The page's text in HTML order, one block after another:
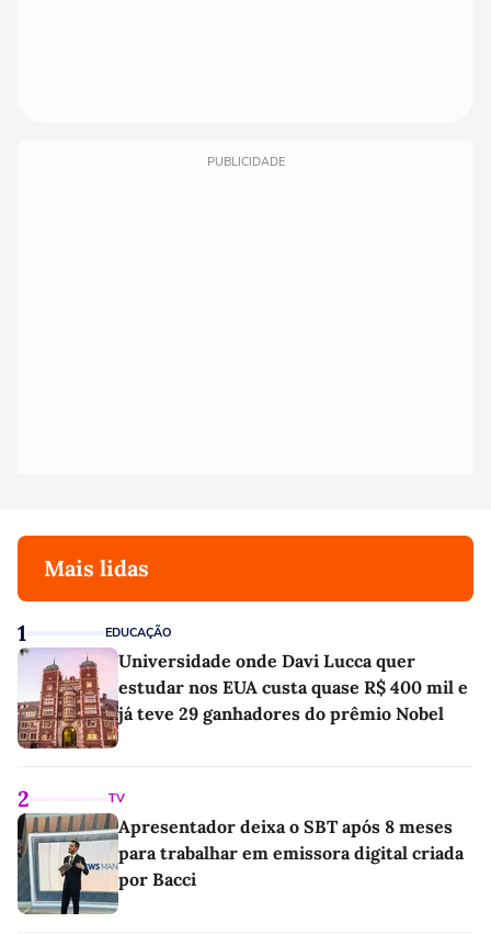
PUBLICIDADE
Mais lidas
1 EDUCAÇÃO
Universidade onde Davi Lucca quer
estudar nos EUA custa quase R$ 400 mil e
já teve 29 ganhadores do prêmio Nobel
2 TV
Apresentador deixa o SBT após 8 meses
para trabalhar em emissora digital criada
por Bacci